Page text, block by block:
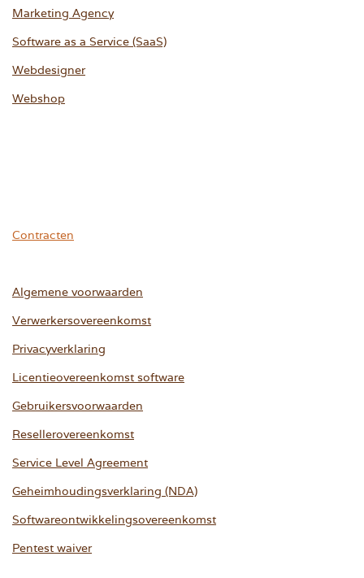
Marketing Agency
Software as a Service (SaaS)
Webdesigner
Webshop
Contracten
Algemene voorwaarden
Verwerkersovereenkomst
Privacyverklaring
Licentieovereenkomst software
Gebruikersvoorwaarden
Resellerovereenkomst
Service Level Agreement
Geheimhoudingsverklaring (NDA)
Softwareontwikkelingsovereenkomst
Pentest waiver